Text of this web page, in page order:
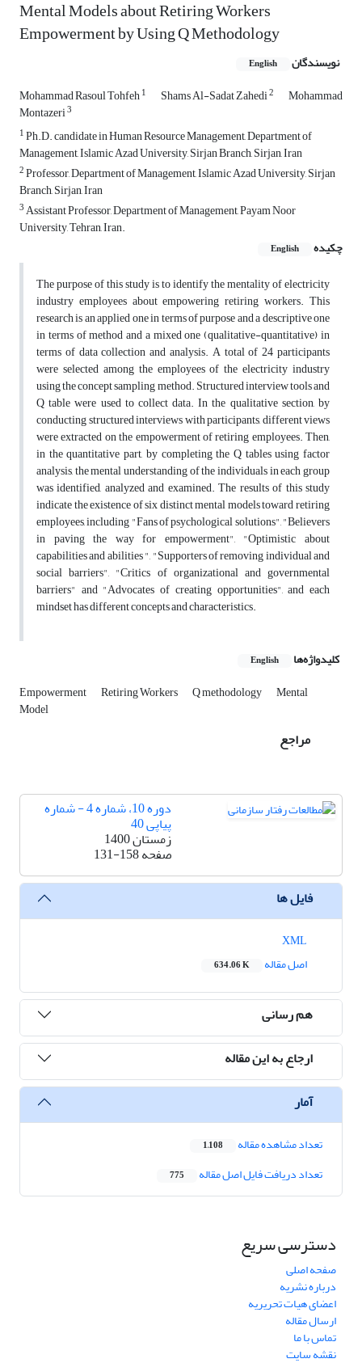
Mental Models about Retiring Workers
Empowerment by Using Q Methodology
نویسندگان English
Mohammad Rasoul Tohfeh1 Shams Al-Sadat Zahedi2 Mohammad
Montazeri3
1Ph.D. candidate in Human Resource Management, Department of
Management, Islamic Azad University, Sirjan Branch, Sirjan, Iran
2Professor, Department of Management, Islamic Azad University, Sirjan
Branch, Sirjan, Iran
3Assistant Professor, Department of Management, Payam Noor
University, Tehran, Iran.
چکیده
English
The purpose of this study is to identify the mentality of electricity
industry employees about empowering retiring workers. This
research is an applied one in terms of purpose and a descriptive one
in terms of method and a mixed one (qualitative-quantitative) in
terms of data collection and analysis. A total of 24 participants
were selected among the employees of the electricity industry
using the concept sampling method. Structured interview tools and
Q table were used to collect data. In the qualitative section, by
conducting structured interviews with participants, different views
were extracted on the empowerment of retiring employees. Then,
in the quantitative part, by completing the Q tables using factor
analysis, the mental understanding of the individuals in each group
was identified, analyzed and examined. The results of this study
indicate the existence of six distinct mental models toward retiring
employees, including "Fans of psychological solutions", "Believers
in paving the way for empowerment", "Optimistic about
capabilities and abilities ", "Supporters of removing individual and
social barriers", "Critics of organizational and governmental
barriers" and "Advocates of creating opportunities", and each
mindset has different concepts and characteristics.
کلیدواژه‌ها English
Empowerment Retiring Workers Q methodology Mental
Model
مراجع
دوره 10، شماره 4 - شماره
پیاپی 40
زمستان 1400
صفحه131-158
فایل ها
اصل مقاله
634.06 K
هم رسانی
ارجاع به این مقاله
آمار
تعداد مشاهده مقاله 1,108
تعداد دریافت فایل اصل مقاله 775
دسترسی سریع
صفحه اصلی
درباره نشریه
اعضای هیات تحریریه
ارسال مقاله
تماس با ما
نقشه سایت